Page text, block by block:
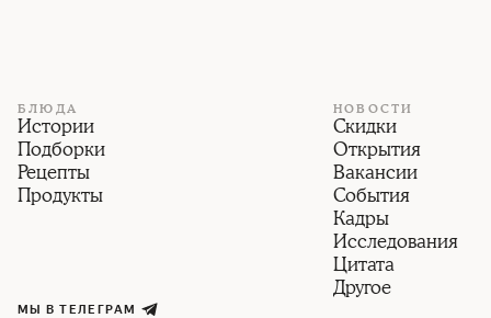
БЛЮДА
Истории
Подборки
Рецепты
Продукты
НОВОСТИ
Скидки
Открытия
Вакансии
События
Кадры
Исследования
Цитата
Другое
МЫ В ТЕЛЕГРАМ